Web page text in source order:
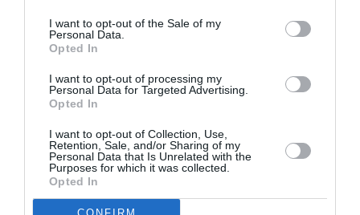
I want to opt-out of the Sale of my
Personal Data.
Opted In
I want to opt-out of processing my
Personal Data for Targeted Advertising.
Opted In
I want to opt-out of Collection, Use,
Retention, Sale, and/or Sharing of my
Personal Data that Is Unrelated with the
Purposes for which it was collected.
Opted In
CONFIRM
FAIRE UN DON
Soutenez Air Journal participez
à son
développement !